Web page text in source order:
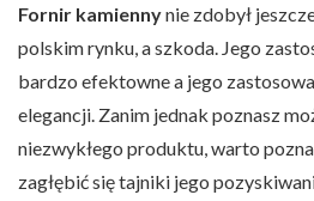
Fornir kamiennynie zdobył
polskim rynku, a szkoda. Jego
bardzo efektowne a jego
elegancji. Zanim jednak poznasz
niezwykłego produktu, warto
zagłębić się tajniki jego